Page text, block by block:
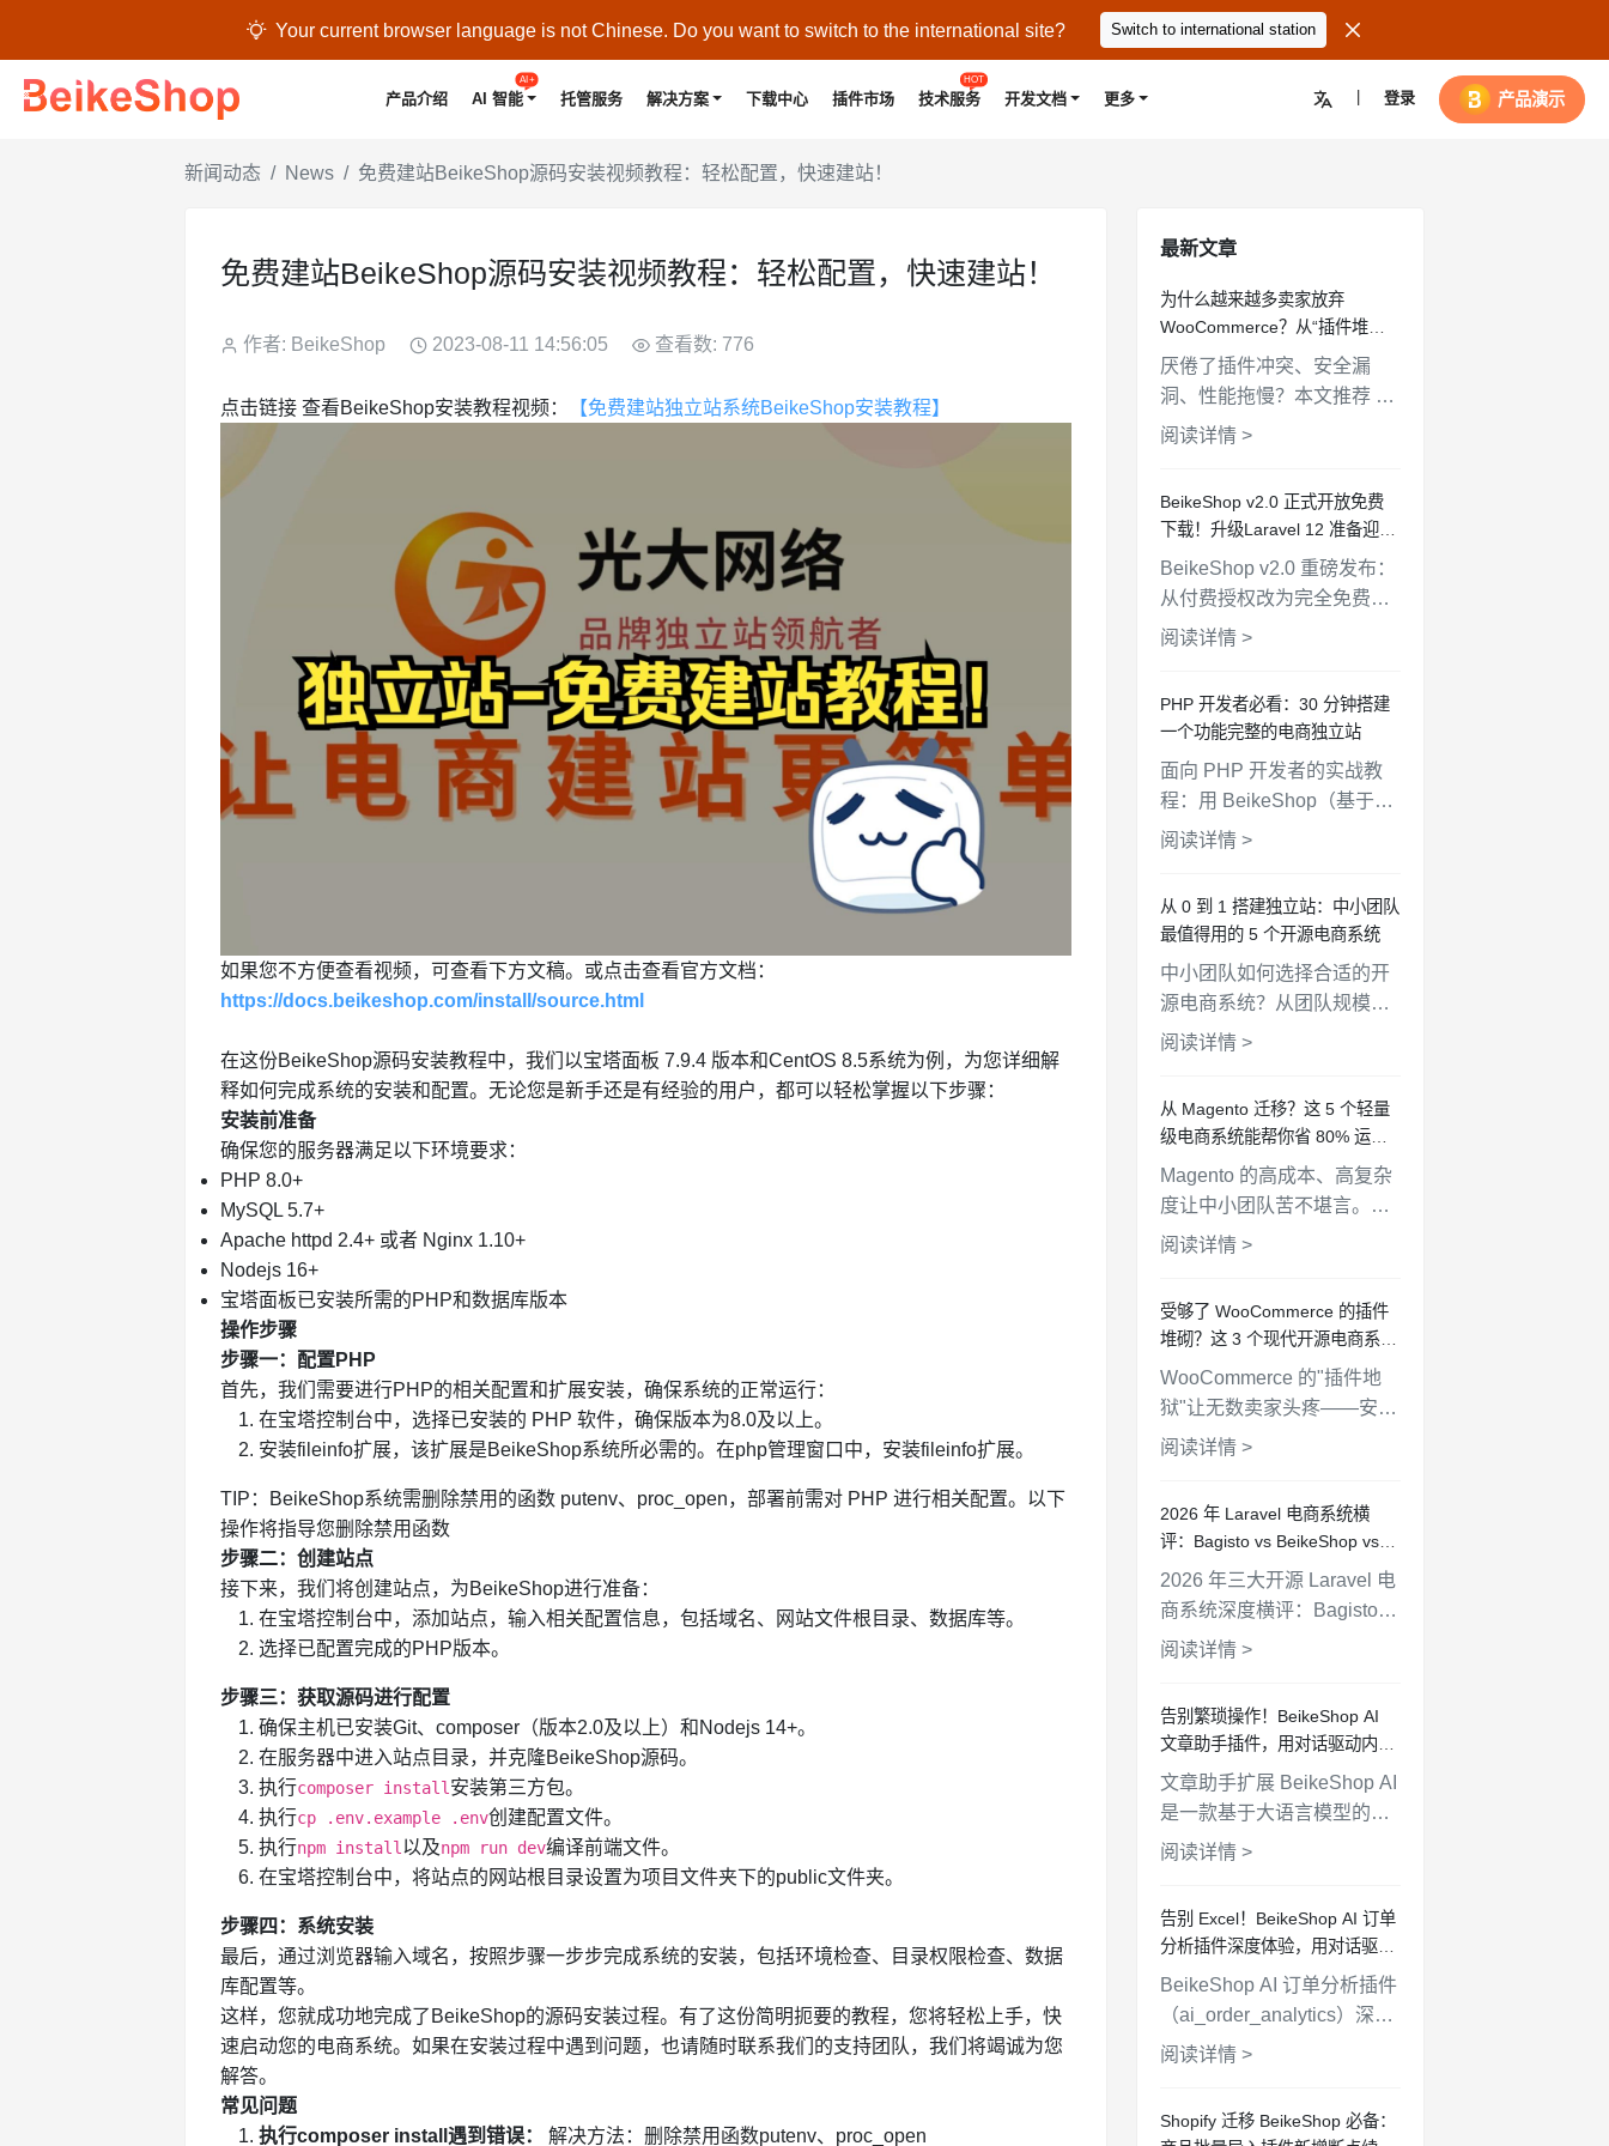
 Your current browser language is not Chinese. Do you want to switch to the international site? Switch to international station 
产品介绍
AI+
AI 智能 托管服务 解决方案 下载中心 插件市场
HOT
技术服务 开发文档 更多  登录 产品演示
新闻动态 News 免费建站BeikeShop源码安装视频教程：轻松配置，快速建站！
免费建站BeikeShop源码安装视频教程：轻松配置，快速建站！
作者: BeikeShop 2023-08-11 14:56:05 查看数: 776
点击链接 查看BeikeShop安装教程视频： 【免费建站独立站系统BeikeShop安装教程】
如果您不方便查看视频，可查看下方文稿。或点击查看官方文档：
https://docs.beikeshop.com/install/source.html
在这份BeikeShop源码安装教程中，我们以宝塔面板 7.9.4 版本和CentOS 8.5系统为例，为您详细解
释如何完成系统的安装和配置。无论您是新手还是有经验的用户，都可以轻松掌握以下步骤：
安装前准备
确保您的服务器满足以下环境要求：
PHP 8.0+
MySQL 5.7+
Apache httpd 2.4+ 或者 Nginx 1.10+
Nodejs 16+
宝塔面板已安装所需的PHP和数据库版本
操作步骤
步骤一：配置PHP
首先，我们需要进行PHP的相关配置和扩展安装，确保系统的正常运行：
在宝塔控制台中，选择已安装的 PHP 软件，确保版本为8.0及以上。
安装fileinfo扩展，该扩展是BeikeShop系统所必需的。在php管理窗口中，安装fileinfo扩展。
TIP：BeikeShop系统需删除禁用的函数 putenv、proc_open，部署前需对 PHP 进行相关配置。以下
操作将指导您删除禁用函数
步骤二：创建站点
接下来，我们将创建站点，为BeikeShop进行准备：
在宝塔控制台中，添加站点，输入相关配置信息，包括域名、网站文件根目录、数据库等。
选择已配置完成的PHP版本。
步骤三：获取源码进行配置
确保主机已安装Git、composer（版本2.0及以上）和Nodejs 14+。
在服务器中进入站点目录，并克隆BeikeShop源码。
执行composer install 安装第三方包。
执行cp .env.example .env创建配置文件。
执行npm install 以及npm run dev编译前端文件。
在宝塔控制台中，将站点的网站根目录设置为项目文件夹下的public文件夹。
步骤四：系统安装
最后，通过浏览器输入域名，按照步骤一步步完成系统的安装，包括环境检查、目录权限检查、数据
库配置等。
这样，您就成功地完成了BeikeShop的源码安装过程。有了这份简明扼要的教程，您将轻松上手，快
速启动您的电商系统。如果在安装过程中遇到问题，也请随时联系我们的支持团队，我们将竭诚为您
解答。
常见问题
执行composer install遇到错误：
解决方法：删除禁用函数putenv、proc_open
最新文章
为什么越来越多卖家放弃
WooCommerce？从“插件堆砌”
到“原生内置”的系统大盘点
厌倦了插件冲突、安全漏
洞、性能拖慢？本文推荐 4
个核心功能内置、不依赖插
全。
阅读详情 >
BeikeShop v2.0 正式开放免费
下载！升级Laravel 12 准备迎接
AI时代！
BeikeShop v2.0 重磅发布：
从付费授权改为完全免费开
放下载！升级至 Laravel 12
WooCommerce API 对接，
阅读详情 >
PHP 开发者必看：30 分钟搭建
一个功能完整的电商独立站
面向 PHP 开发者的实战教
程：用 BeikeShop（基于
Laravel）从零搭建一个功能
对接、主题定制全流程。
阅读详情 >
从 0 到 1 搭建独立站：中小团队
最值得用的 5 个开源电商系统
中小团队如何选择合适的开
源电商系统？从团队规模、
技术能力、预算、扩展性四
开源方案，帮你找到最匹配
阅读详情 >
从 Magento 迁移？这 5 个轻量
级电商系统能帮你省 80% 运维
成本
Magento 的高成本、高复杂
度让中小团队苦不堪言。本
文推荐 5 个更轻量的电商替
一分析。
阅读详情 >
受够了 WooCommerce 的插件
堆砌？这 3 个现代开源电商系统
值得一试
WooCommerce 的"插件地
狱"让无数卖家头疼——安全
更新、兼容性冲突、性能拖
源电商替代方案。
阅读详情 >
2026 年 Laravel 电商系统横
评：Bagisto vs BeikeShop vs
Aimeos，谁更适合你？
2026 年三大开源 Laravel 电
商系统深度横评：Bagisto、
BeikeShop、Aimeos 在安
度全面对比，帮你选出最适
阅读详情 >
告别繁琐操作！BeikeShop AI
文章助手插件，用对话驱动内容
运营
文章助手扩展 BeikeShop AI
是一款基于大语言模型的商
城内容管理插件，支持通过
备沉浸式聊天窗口、细粒度
让商城内容维护变得简单高
效。
阅读详情 >
告别 Excel！BeikeShop AI 订单
分析插件深度体验，用对话驱动
数据决策！
BeikeShop AI 订单分析插件
（ai_order_analytics）深度
解读：用自然语言查询销售
营告别手动统计时代。
阅读详情 >
Shopify 迁移 BeikeShop 必备：